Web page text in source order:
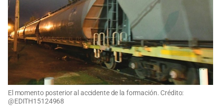
El momento posterior al accidente de la formación. Crédito:
@EDITH15124968